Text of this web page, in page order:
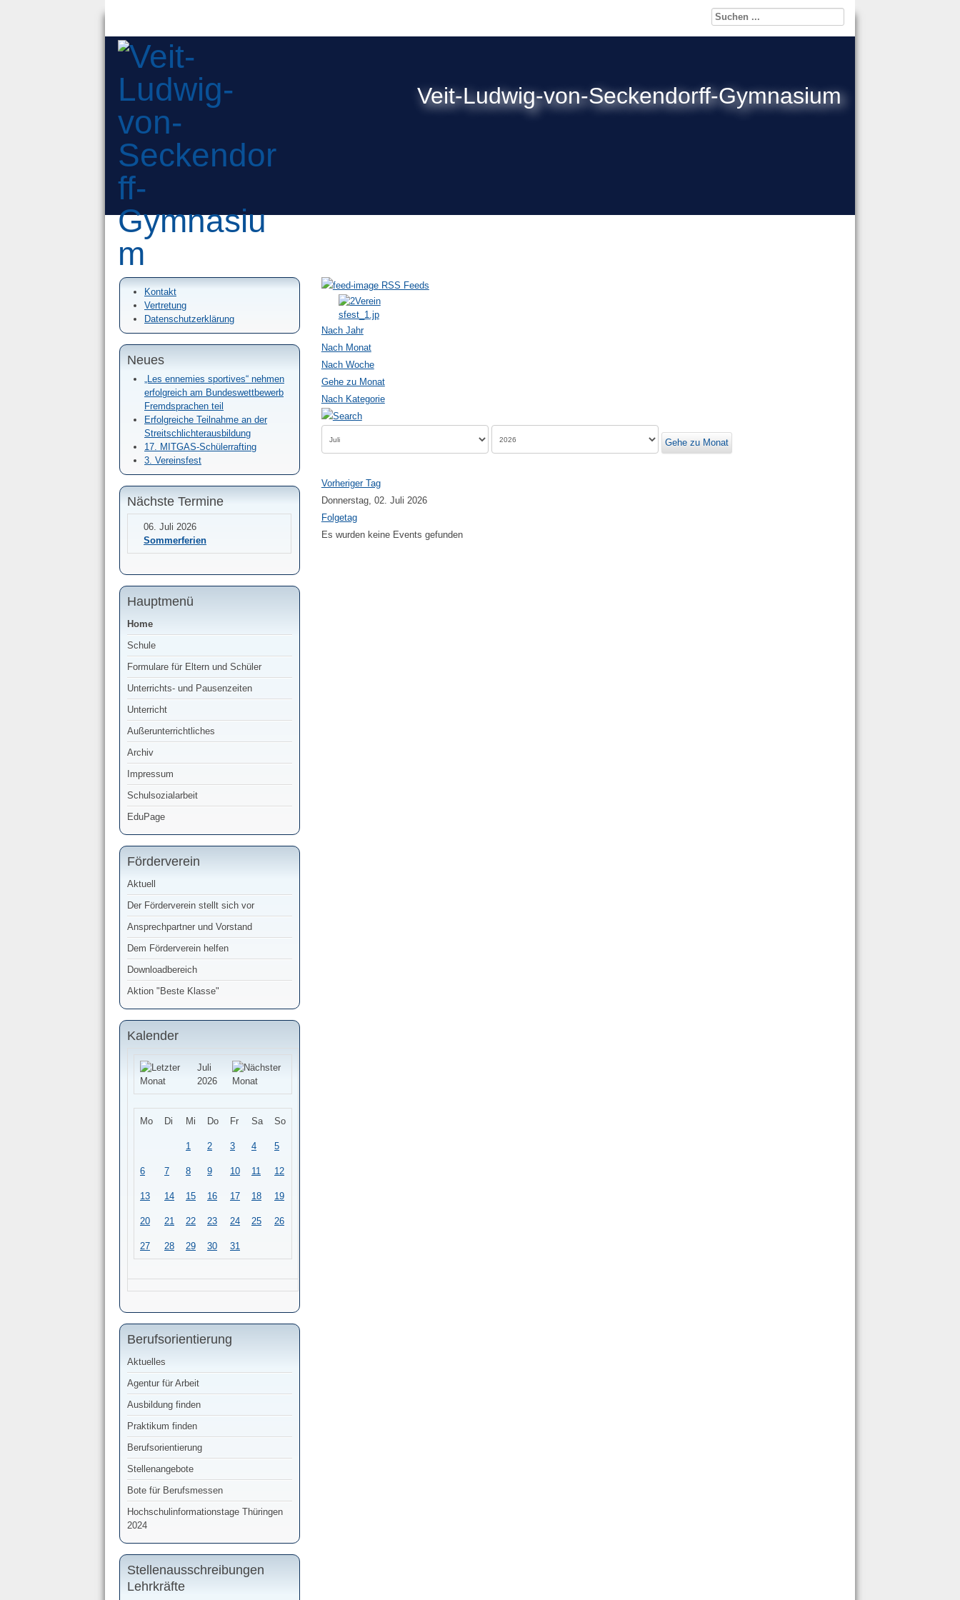
Veit-Ludwig-von-Seckendorff-Gymnasium
Kontakt
Vertretung
Datenschutzerklärung
Neues
„Les ennemies sportives“ nehmen
erfolgreich am Bundeswettbewerb
Fremdsprachen teil
Erfolgreiche Teilnahme an der
Streitschlichterausbildung
17. MITGAS-Schülerrafting
3. Vereinsfest
Nächste Termine
06. Juli 2026
Sommerferien
Hauptmenü
Home
Schule
Formulare für Eltern und Schüler
Unterrichts- und Pausenzeiten
Unterricht
Außerunterrichtliches
Archiv
Impressum
Schulsozialarbeit
EduPage
Förderverein
Aktuell
Der Förderverein stellt sich vor
Ansprechpartner und Vorstand
Dem Förderverein helfen
Downloadbereich
Aktion "Beste Klasse"
Kalender
Juli
2026
Mo Di Mi Do Fr Sa So
1 2 3 4 5
6 7 8 9 10 11 12
13 14 15 16 17 18 19
20 21 22 23 24 25 26
27 28 29 30 31
Berufsorientierung
Aktuelles
Agentur für Arbeit
Ausbildung finden
Praktikum finden
Berufsorientierung
Stellenangebote
Bote für Berufsmessen
Hochschulinformationstage Thüringen
2024
Stellenausschreibungen
Lehrkräfte
RSS Feeds
Nach Jahr
Nach Monat
Nach Woche
Gehe zu Monat
Nach Kategorie
Gehe zu Monat
Vorheriger Tag
Donnerstag, 02. Juli 2026
Folgetag
Es wurden keine Events gefunden